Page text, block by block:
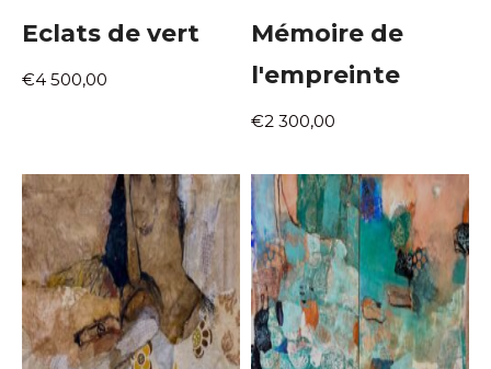
Eclats de vert
€4 500,00
Mémoire de
l'empreinte
€2 300,00